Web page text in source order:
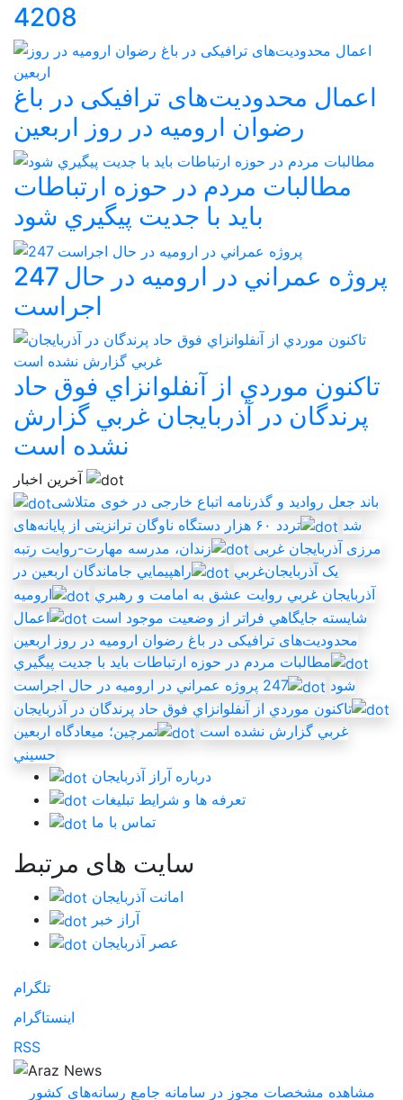
4208
اعمال محدودیت‌های ترافیکی در باغ
رضوان ارومیه در روز اربعین
مطالبات مردم در حوزه ارتباطات
بايد با جديت پيگيري شود
247 پروژه عمراني در اروميه در حال
اجراست
تاکنون موردي از آنفلوانزاي فوق حاد
پرندگان در آذربايجان غربي گزارش
نشده است
باند جعل روادید و گذرنامه اتباع خارجی در خوی متلاشی
شد
تردد ۶۰ هزار دستگاه ناوگان ترانزیتی از پایانه‌های
مرزی آذربایجان ‌غربی
زندان، مدرسه مهارت-روايت رتبه
يک آذربايجان‌غربي
راهپيمايي جاماندگان اربعين در
آذربايجان غربي روايت عشق به امامت و رهبري
اروميه
شايسته جايگاهي فراتر از وضعيت موجود است
اعمال
محدودیت‌های ترافیکی در باغ رضوان ارومیه در روز اربعین
مطالبات مردم در حوزه ارتباطات بايد با جديت پيگيري
شود
247 پروژه عمراني در اروميه در حال اجراست
تاکنون موردي از آنفلوانزاي فوق حاد پرندگان در آذربايجان
غربي گزارش نشده است
تمرچين؛ ميعادگاه اربعين
حسيني
درباره آراز آذربایجان
تعرفه ها و شرایط تبلیغات
تماس با ما
سایت های مرتبط
امانت آذربایجان
آراز خبر
عصر آذربایجان
تلگرام
اینستاگرام
RSS
مشاهده مشخصات مجوز در سامانه جامع رسانه‌های کشور